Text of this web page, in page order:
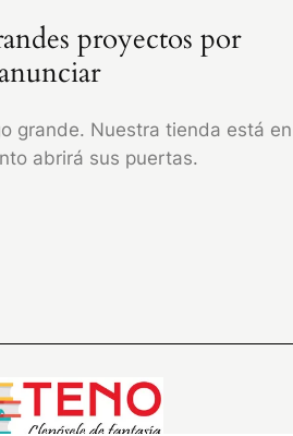
proyectos por
anunciar
grande. Nuestra tienda está en
abrirá sus puertas.